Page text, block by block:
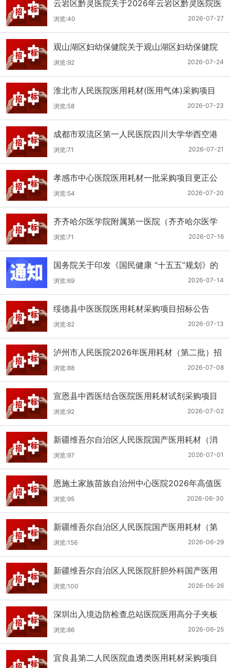
云岩区黔灵医院关于2026年云岩区黔灵医院医
用耗材采购项目（品目三）三次招标的公开招
标公告
2026-07-27
浏览:40
观山湖区妇幼保健院关于观山湖区妇幼保健院
医用耗材采购项目的公开招标公告
2026-07-24
浏览:92
淮北市人民医院医用耗材(医用气体)采购项目
（二次）招标公告
2026-07-23
浏览:58
成都市双流区第一人民医院四川大学华西空港
医院2026年第二批医用耗材采购项目招标公告
2026-07-21
浏览:71
孝感市中心医院医用耗材一批采购项目更正公
告
2026-07-20
浏览:54
齐齐哈尔医学院附属第一医院（齐齐哈尔医学
院第一临床医学院）口腔科医用耗材招标公告
2026-07-16
浏览:71
国务院关于印发《国民健康 “十五五”规划》的
通知
2026-07-14
浏览:69
绥德县中医医院医用耗材采购项目招标公告
2026-07-13
浏览:82
泸州市人民医院2026年医用耗材（第二批）招
标公告
2026-07-08
浏览:88
宣恩县中西医结合医院医用耗材试剂采购项目
（消毒、普通耗材）公开招标公告
2026-07-02
浏览:92
新疆维吾尔自治区人民医院国产医用耗材（消
化科氢气检测产品耗材）采购项目单一来源公
示
2026-07-01
浏览:97
恩施土家族苗族自治州中心医院2026年高值医
用耗材（国产）采购项目第二次公开招标公告
2026-06-30
浏览:95
新疆维吾尔自治区人民医院国产医用耗材（第
二十三批）采购项目公开招标公告
2026-06-29
浏览:156
新疆维吾尔自治区人民医院肝胆外科国产医用
耗材采购项目公开招标公告
2026-06-26
浏览:100
深圳出入境边防检查总站医院医用高分子夹板
医用耗材采购项目更正公告
2026-06-25
浏览:86
宜良县第二人民医院血透类医用耗材采购项目